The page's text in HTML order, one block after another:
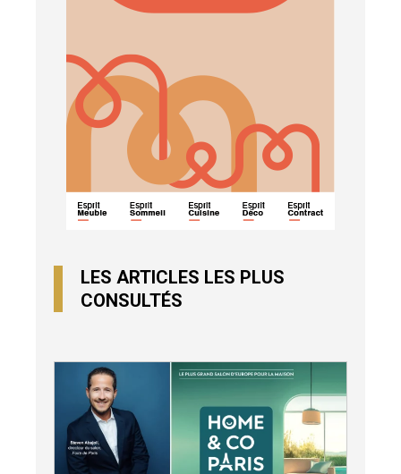
LES ARTICLES LES PLUS
CONSULTÉS